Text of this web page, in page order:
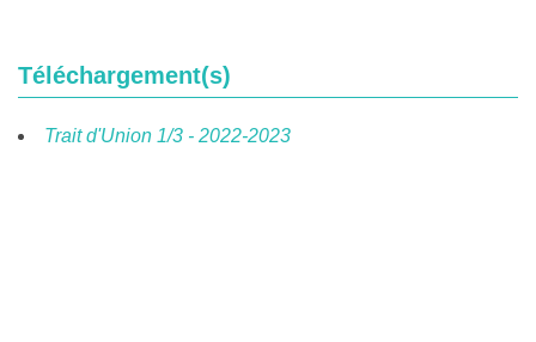
Téléchargement(s)
Trait d'Union 1/3 - 2022-2023